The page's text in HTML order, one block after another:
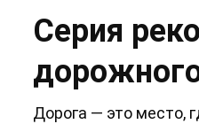
Серия
Дорога — это место,